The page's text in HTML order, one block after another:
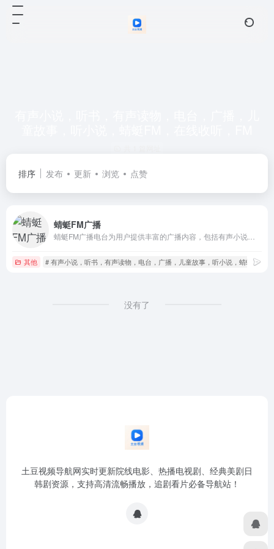
排序 发布 更新 浏览 点赞
蜻蜓FM广播
其他 # 有声小说，听书，有声读物，电台，广播，儿童故事，听小说，蜻蜓FM，
没有了
土豆视频导航网实时更新院线电影、热播电视剧、经典美剧日
韩剧资源，支持高清流畅播放，追剧看片必备导航站！